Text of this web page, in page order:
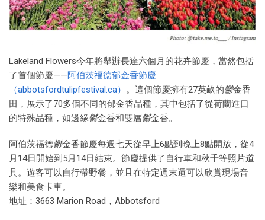
Lakeland Flowers今年將舉辦長達六個月的花卉節慶，當然包括
了首個節慶——阿伯茨福德郁金香節慶
（abbotsfordtulipfestival.ca） 。這個節慶擁有27英畝的鬱金香
田，展示了70多個不同的郁金香品種，其中包括了從荷蘭進口
的特殊品種，如邊緣鬱金香和雙層鬱金香。
阿伯茨福德鬱金香節慶每週七天從早上6點到晚上8點開放，從4
月14日開始到5月14日結束。節慶提供了自行車和秋千等照片道
具。遊客可以自行帶野餐，並且在特定週末還可以欣賞現場音
樂和美食卡車。
地址：3663 Marion Road，Abbotsford